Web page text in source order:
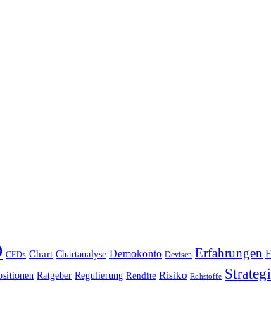
CFDs Chart Chartanalyse Demokonto Devisen Erfahrungen
Ratgeber Regulierung Rendite Risiko Rohstoffe